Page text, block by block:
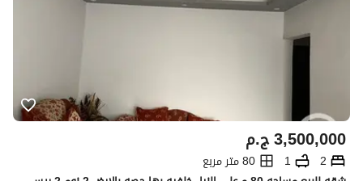
ج.م3,500,000
2
1
80 متر مربع